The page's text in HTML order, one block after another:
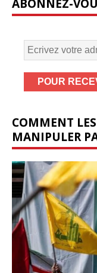
COMMENT
MANIPULER